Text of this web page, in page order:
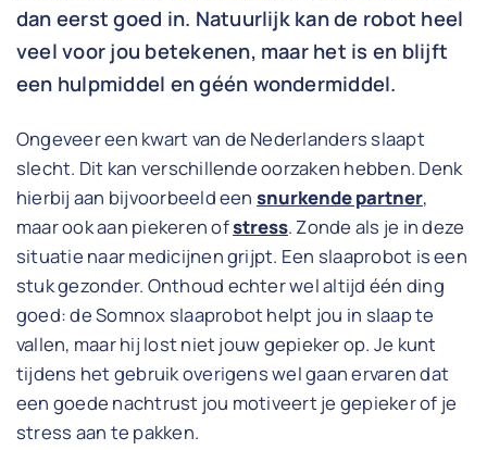
dan eerst goed in. Natuurlijk kan de robot heel
veel voor jou betekenen, maar het is en blijft
een hulpmiddel en géén wondermiddel.
Ongeveer een kwart van de Nederlanders slaapt
slecht. Dit kan verschillende oorzaken hebben. Denk
hierbij aan bijvoorbeeld een snurkende partner,
maar ook aan piekeren ofstress. Zonde als je in deze
situatie naar medicijnen grijpt. Een slaaprobot is een
stuk gezonder. Onthoud echter wel altijd één ding
goed: de Somnox slaaprobot helpt jou in slaap te
vallen, maar hij lost niet jouw gepieker op. Je kunt
tijdens het gebruik overigens wel gaan ervaren dat
een goede nachtrust jou motiveert je gepieker of je
stress aan te pakken.